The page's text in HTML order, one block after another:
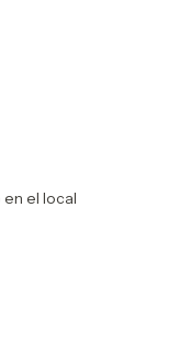
el local